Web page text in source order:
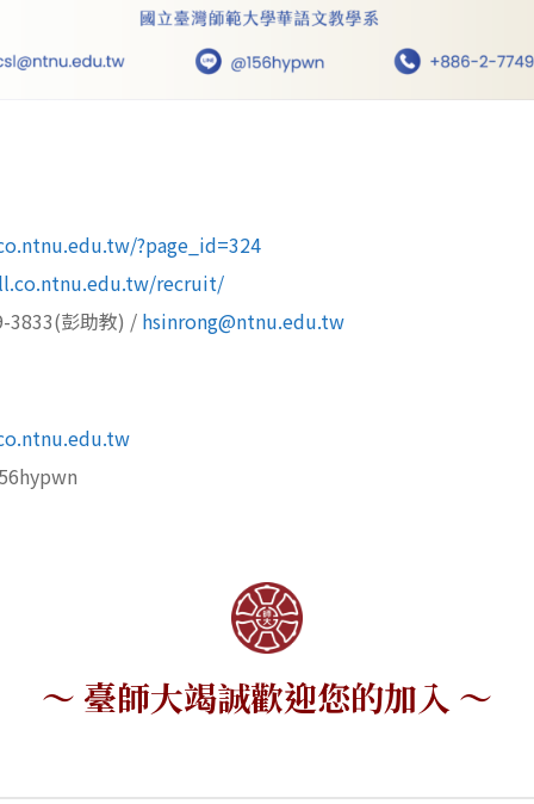
?page_id=324
recruit/
3833(彭助教) / hsinrong@ntnu.edu.tw
～ 臺師大竭誠歡迎您的加入 ～